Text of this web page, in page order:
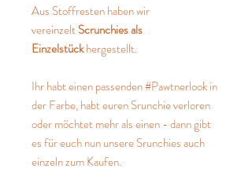
Aus Stoffresten haben wir
vereinzeltScrunchies als
Einzelstückhergestellt.
Ihr habt einen passenden #Pawtnerlook in
der Farbe, habt euren Srunchie verloren
oder möchtet mehr als einen - dann gibt
es für euch nun unsere Srunchies auch
einzeln zum Kaufen.